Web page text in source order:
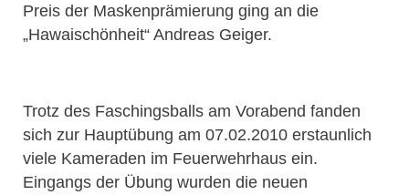
Preis der Maskenprämierung ging an die
„Hawaischönheit“ Andreas Geiger.
Trotz des Faschingsballs am Vorabend fanden
sich zur Hauptübung am 07.02.2010 erstaunlich
viele Kameraden im Feuerwehrhaus ein.
Eingangs der Übung wurden die neuen